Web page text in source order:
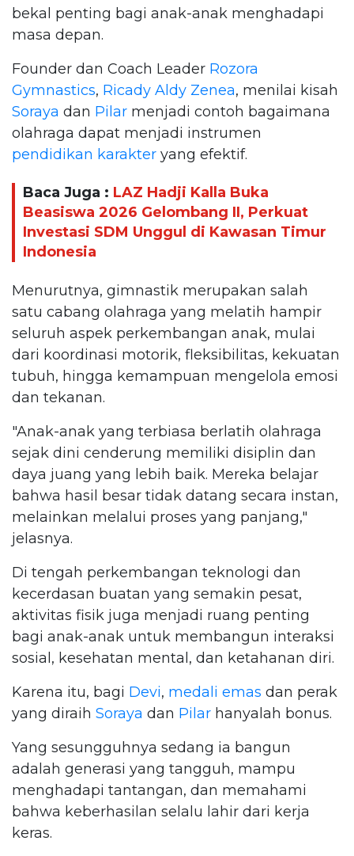
bekal penting bagi anak-anak menghadapi
masa depan.
Founder dan Coach Leader Rozora
Gymnastics, Ricady Aldy Zenea, menilai kisah
Soraya dan Pilar menjadi contoh bagaimana
olahraga dapat menjadi instrumen
pendidikan karakter yang efektif.
Baca Juga : LAZ Hadji Kalla Buka
Beasiswa 2026 Gelombang II, Perkuat
Investasi SDM Unggul di Kawasan Timur
Indonesia
Menurutnya, gimnastik merupakan salah
satu cabang olahraga yang melatih hampir
seluruh aspek perkembangan anak, mulai
dari koordinasi motorik, fleksibilitas, kekuatan
tubuh, hingga kemampuan mengelola emosi
dan tekanan.
"Anak-anak yang terbiasa berlatih olahraga
sejak dini cenderung memiliki disiplin dan
daya juang yang lebih baik. Mereka belajar
bahwa hasil besar tidak datang secara instan,
melainkan melalui proses yang panjang,"
jelasnya.
Di tengah perkembangan teknologi dan
kecerdasan buatan yang semakin pesat,
aktivitas fisik juga menjadi ruang penting
bagi anak-anak untuk membangun interaksi
sosial, kesehatan mental, dan ketahanan diri.
Karena itu, bagi Devi, medali emas dan perak
yang diraih Soraya dan Pilar hanyalah bonus.
Yang sesungguhnya sedang ia bangun
adalah generasi yang tangguh, mampu
menghadapi tantangan, dan memahami
bahwa keberhasilan selalu lahir dari kerja
keras.